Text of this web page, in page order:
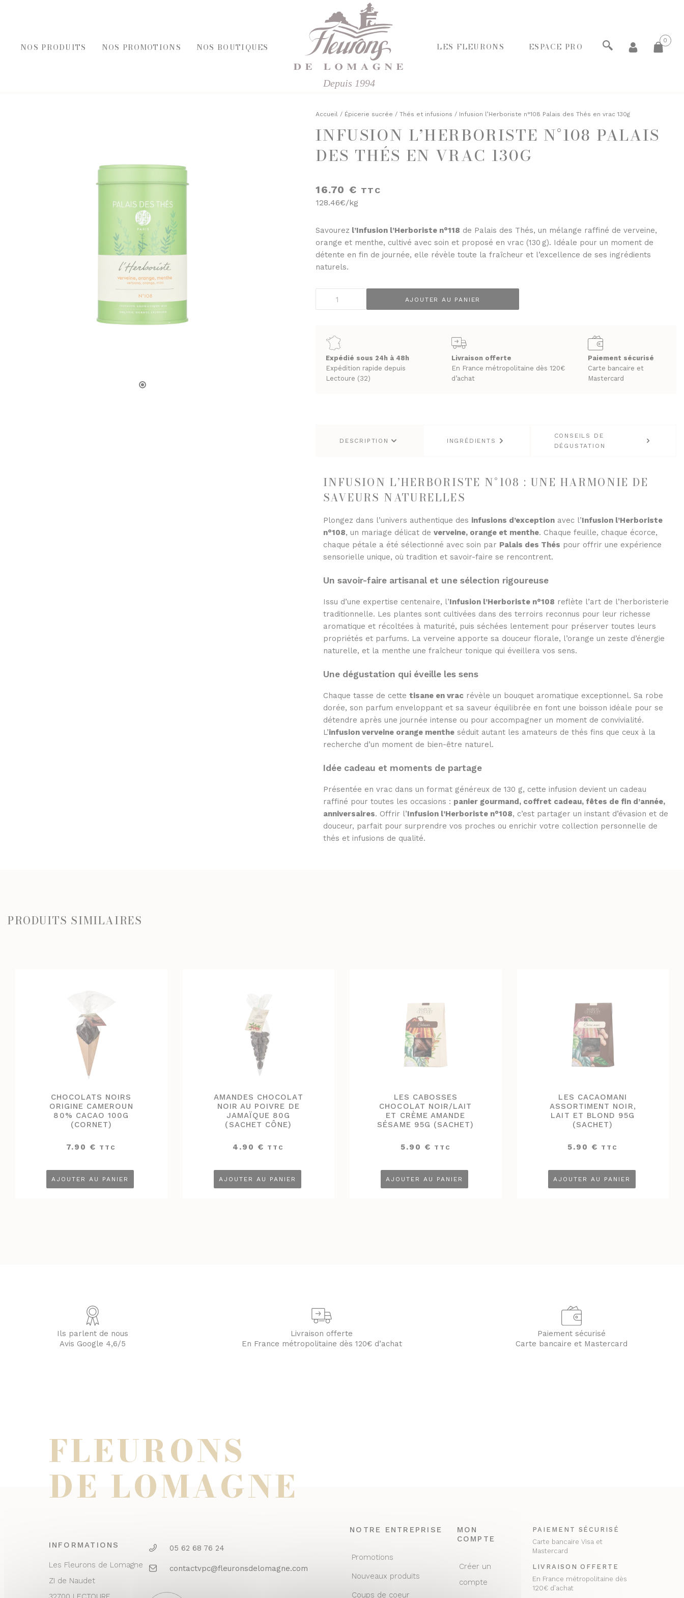
NOS PRODUITS NOS PROMOTIONS NOS BOUTIQUES
Depuis 1994
LES FLEURONS ESPACE PRO
0
FOIES GRAS, ÉPICERIE ET FROMAGES
ENTRÉES AU FOIE GRAS
FOIE GRAS DE CANARD
ÉPICERIE SUCRÉE
BISCUITS ET GÂTEAUX
CHOCOLATS ET SPÉCIALITÉS
JUS ET SIROPS
PRUNEAUX
THÉS ET INFUSIONS
PANIERS GOURMANDS
ENTRE 20€ ET 50€
LA CAVE
LES VINS
VINS ROUGES
LES BIÈRES ET CIDRES
Accueil / Épicerie sucrée / Thés et infusions / Infusion l’Herboriste n°108 Palais des Thés en vrac 130g
INFUSION L’HERBORISTE N°108 PALAIS
DES THÉS EN VRAC 130G
16.70 € TTC
128.46€/kg
Savourez l’Infusion l’Herboriste n°118 de Palais des Thés, un mélange raffiné de verveine,
orange et menthe, cultivé avec soin et proposé en vrac (130 g). Idéale pour un moment de
détente en fin de journée, elle révèle toute la fraîcheur et l’excellence de ses ingrédients
naturels.
n°108
Palais
des
Thés
AJOUTER AU PANIER
Expédié sous 24h à 48h
Expédition rapide depuis
Lectoure (32)
Livraison offerte
En France métropolitaine dès 120€
d’achat
Paiement sécurisé
Carte bancaire et
Mastercard
DESCRIPTION INGRÉDIENTS
CONSEILS DE
DÉGUSTATION
INFUSION L’HERBORISTE N°108 : UNE HARMONIE DE
SAVEURS NATURELLES
Plongez dans l’univers authentique des infusions d’exception avec l’Infusion l’Herboriste
n°108, un mariage délicat de verveine, orange et menthe. Chaque feuille, chaque écorce,
chaque pétale a été sélectionné avec soin par Palais des Thés pour offrir une expérience
sensorielle unique, où tradition et savoir-faire se rencontrent.
Un savoir-faire artisanal et une sélection rigoureuse
Issu d’une expertise centenaire, l’Infusion l’Herboriste n°108 reflète l’art de l’herboristerie
traditionnelle. Les plantes sont cultivées dans des terroirs reconnus pour leur richesse
aromatique et récoltées à maturité, puis séchées lentement pour préserver toutes leurs
propriétés et parfums. La verveine apporte sa douceur florale, l’orange un zeste d’énergie
naturelle, et la menthe une fraîcheur tonique qui éveillera vos sens.
Une dégustation qui éveille les sens
Chaque tasse de cette tisane en vrac révèle un bouquet aromatique exceptionnel. Sa robe
dorée, son parfum enveloppant et sa saveur équilibrée en font une boisson idéale pour se
détendre après une journée intense ou pour accompagner un moment de convivialité.
L’infusion verveine orange menthe séduit autant les amateurs de thés fins que ceux à la
recherche d’un moment de bien-être naturel.
Idée cadeau et moments de partage
Présentée en vrac dans un format généreux de 130 g, cette infusion devient un cadeau
raffiné pour toutes les occasions : panier gourmand, coffret cadeau, fêtes de fin d’année,
anniversaires. Offrir l’Infusion l’Herboriste n°108, c’est partager un instant d’évasion et de
douceur, parfait pour surprendre vos proches ou enrichir votre collection personnelle de
thés et infusions de qualité.
PRODUITS SIMILAIRES
CHOCOLATS NOIRS
ORIGINE CAMEROUN
80% CACAO 100G
(CORNET)
7.90 € TTC
AJOUTER AU PANIER
AMANDES CHOCOLAT
NOIR AU POIVRE DE
JAMAÏQUE 80G
(SACHET CÔNE)
4.90 € TTC
AJOUTER AU PANIER
LES CABOSSES
CHOCOLAT NOIR/LAIT
ET CRÈME AMANDE
SÉSAME 95G (SACHET)
5.90 € TTC
AJOUTER AU PANIER
LES CACAOMANI
ASSORTIMENT NOIR,
LAIT ET BLOND 95G
(SACHET)
5.90 € TTC
AJOUTER AU PANIER
Ils parlent de nous
Avis Google 4,6/5
Livraison offerte
En France métropolitaine dès 120€ d’achat
Paiement sécurisé
Carte bancaire et Mastercard
FLEURONS
DE LOMAGNE
INFORMATIONS
Les Fleurons de Lomagne
ZI de Naudet
05 62 68 76 24
contactvpc@fleuronsdelomagne.com
NOTRE ENTREPRISE
Promotions
Nouveaux produits
Coups de coeur
MON
COMPTE
Créer un
compte
PAIEMENT SÉCURISÉ
Carte bancaire Visa et
Mastercard
LIVRAISON OFFERTE
En France métropolitaine dès
120€ d’achat